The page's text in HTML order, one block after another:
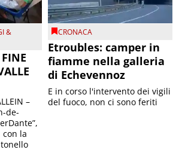
&
–
de-
la
CRONACA
Etroubles: camper in
fiamme nella galleria
di Echevennoz
E in corso l'intervento dei vigili
del fuoco, non ci sono feriti